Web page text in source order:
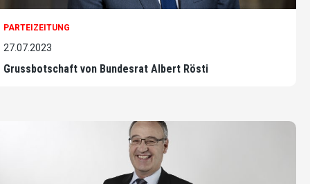
PARTEIZEITUNG
27.07.2023
Grussbotschaft von Bundesrat Albert Rösti